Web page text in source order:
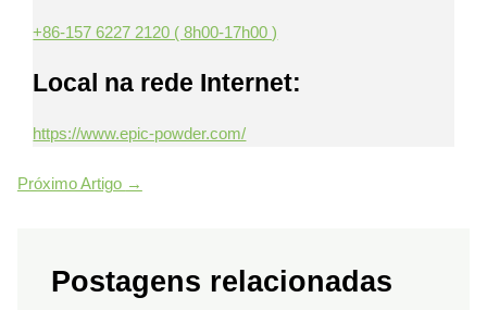
+86-157 6227 2120 ( 8h00-17h00 )
Local na rede Internet:
https://www.epic-powder.com/
Próximo Artigo →
Postagens relacionadas